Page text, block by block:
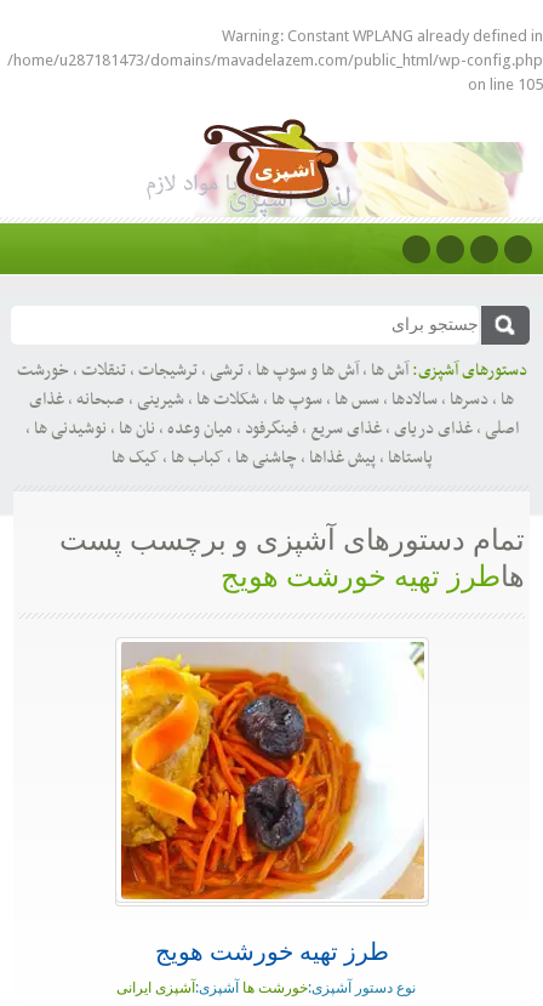
Warning: Constant WPLANG already defined in
/home/u287181473/domains/mavadelazem.com/public_html/wp-config.php
on line 105
دستورهای آشپزی:آش ها ,آش ها و سوپ ها ,ترشی ,ترشیجات,تنقلات, خورشت
ها ,دسرها ,سالادها ,سس ها ,سوپ ها ,شکلات ها ,شیرینی , صبحانه,غذای
اصلی ,غذای دریای,غذای سریع ,فینگرفود , میان وعده, نان ها , نوشیدنی ها ,
پاستاها ,پیش غذاها , چاشنی ها ,کباب ها ,کیک ها
تمام دستورهای آشپزی و برچسب پست
هاطرز تهیه خورشت هویج
طرز تهیه خورشت هویج
نوع دستور آشپزی:خورشت ها آشپزی: آشپزی ایرانی